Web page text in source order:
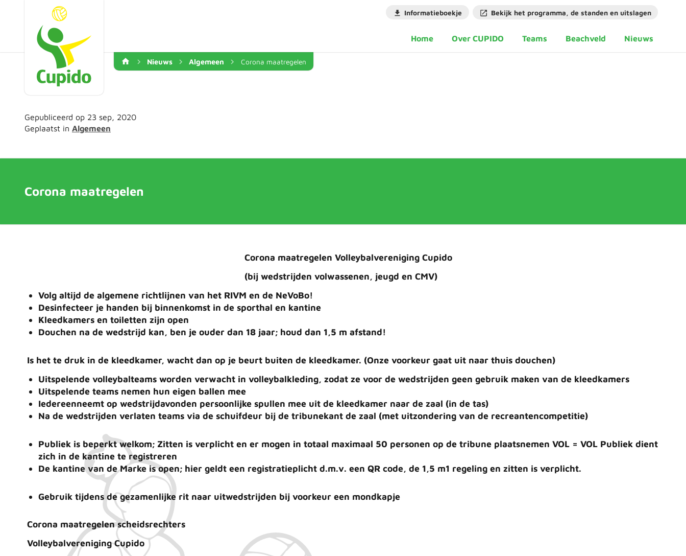
Informatieboekje Bekijk het programma, de standen en uitslagen
Home Over CUPIDO Teams Beachveld Nieuws
Nieuws Algemeen Corona maatregelen
Gepubliceerd op 23 sep, 2020
Geplaatst in Algemeen
Corona maatregelen
Corona maatregelen Volleybalvereniging Cupido
(bij wedstrijden volwassenen, jeugd en CMV)
Volg altijd de algemene richtlijnen van het RIVM en de NeVoBo!
Desinfecteer je handen bij binnenkomst in de sporthal en kantine
Kleedkamers en toiletten zijn open
Douchen na de wedstrijd kan, ben je ouder dan 18 jaar; houd dan 1,5 m afstand!
Is het te druk in de kleedkamer, wacht dan op je beurt buiten de kleedkamer. (Onze voorkeur gaat uit naar thuis douchen)
Uitspelende volleybalteams worden verwacht in volleybalkleding, zodat ze voor de wedstrijden geen gebruik maken van de kleedkamers
Uitspelende teams nemen hun eigen ballen mee
Iedereenneemt op wedstrijdavonden persoonlijke spullen mee uit de kleedkamer naar de zaal (in de tas)
Na de wedstrijden verlaten teams via de schuifdeur bij de tribunekant de zaal (met uitzondering van de recreantencompetitie)
Publiek is beperkt welkom; Zitten is verplicht en er mogen in totaal maximaal 50 personen op de tribune plaatsnemen VOL = VOL Publiek dient
zich in de kantine te registreren
De kantine van de Marke is open; hier geldt een registratieplicht d.m.v. een QR code, de 1,5 m1 regeling en zitten is verplicht.
Gebruik tijdens de gezamenlijke rit naar uitwedstrijden bij voorkeur een mondkapje
Corona maatregelen scheidsrechters
Volleybalvereniging Cupido